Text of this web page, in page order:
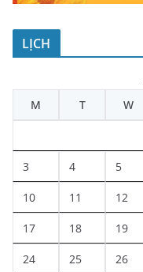
LỊCH
M
T W
3 4 5
10 11 12
17 18 19
24 25 26